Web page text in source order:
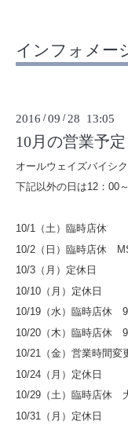
インフォメー
2016 /09 / 28 13:05
10月の営業予定
オールウェイズバイシ
下記以外の日は12：00
10/1（土）臨時店休
10/2（日）臨時店休
10/3（月）定休日
10/10（月）定休日
10/19（水）臨時店休
10/20（木）臨時店休
10/21（金）営業時間
10/24（月）定休日
10/29（土）臨時店休
10/31（月）定休日